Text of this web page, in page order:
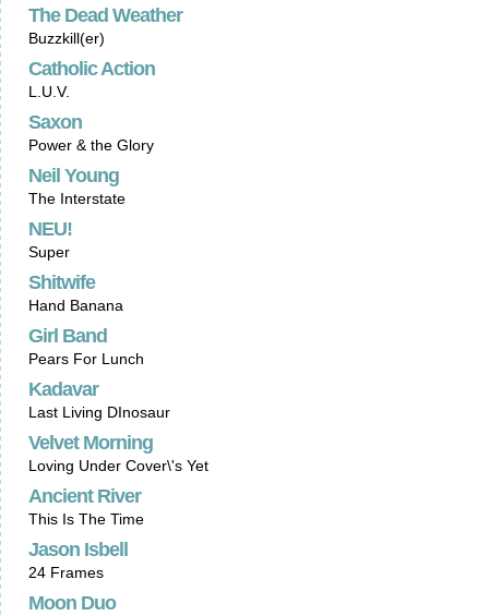
The Dead Weather
Buzzkill(er)
Catholic Action
L.U.V.
Saxon
Power & the Glory
Neil Young
The Interstate
NEU!
Super
Shitwife
Hand Banana
Girl Band
Pears For Lunch
Kadavar
Last Living DInosaur
Velvet Morning
Loving Under Cover\'s Yet
Ancient River
This Is The Time
Jason Isbell
24 Frames
Moon Duo